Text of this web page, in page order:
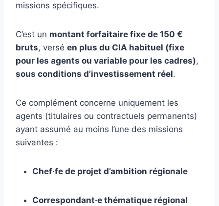
missions spécifiques.
C’est un montant forfaitaire fixe de 150 €
bruts, versé en plus du CIA habituel (fixe
pour les agents ou variable pour les cadres),
sous conditions d’investissement réel.
Ce complément concerne uniquement les
agents (titulaires ou contractuels permanents)
ayant assumé au moins l’une des missions
suivantes :
Chef·fe de projet d’ambition régionale
Correspondant·e thématique régional